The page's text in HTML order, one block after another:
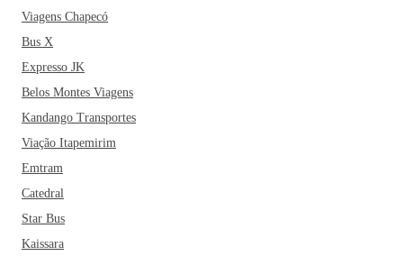
Viagens Chapecó
Bus X
Expresso JK
Belos Montes Viagens
Kandango Transportes
Viação Itapemirim
Emtram
Catedral
Star Bus
Kaissara